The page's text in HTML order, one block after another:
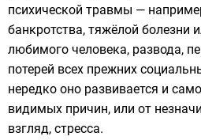
психической травмы —
банкротства, тяжёлой болезни
любимого человека, развода,
потерей всех прежних
нередко оно развивается и
видимых причин, или от
взгляд, стресса.